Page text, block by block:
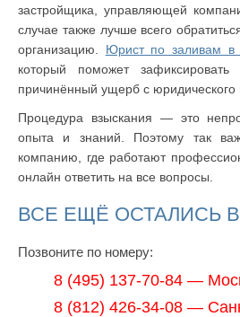
застройщика, управляющей
случае также лучше всего
организацию. Юрист по заливам в
который поможет
причинённый ущерб с юридического
Процедура взыскания — это
опыта и знаний. Поэтому так
компанию, где работают
онлайн ответить на все вопросы.
ВСЕ ЕЩЁ ОСТАЛИСЬ
Позвоните по номеру:
8 (495) 137-70-84 —
8 (812) 426-34-08 —